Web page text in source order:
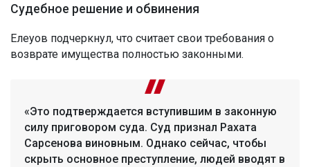
Судебное решение и обвинения
Елеуов подчеркнул, что считает свои требования о
возврате имущества полностью законными.
«Это подтверждается вступившим в законную
силу приговором суда. Суд признал Рахата
Сарсенова виновным. Однако сейчас, чтобы
скрыть основное преступление, людей вводят в